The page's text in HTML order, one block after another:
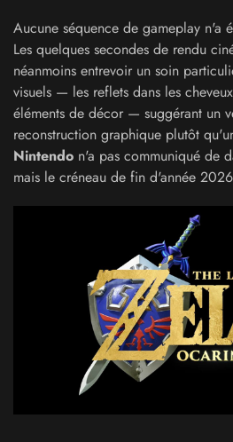
Aucune séquence de gameplay n'a
Les quelques secondes de rendu
néanmoins entrevoir un soin
visuels — les reflets dans les
éléments de décor — suggérant un
reconstruction graphique plutôt
Nintendo n'a pas communiqué de
mais le créneau de fin d'année